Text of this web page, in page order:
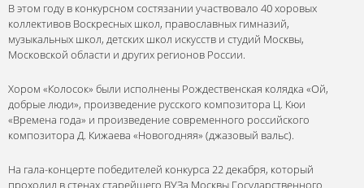
В этом году в конкурсном состязании участвовало 40 хоровых
коллективов Воскресных школ, православных гимназий,
музыкальных школ, детских школ искусств и студий Москвы,
Московской области и других регионов России.
Хором «Колосок» были исполнены Рождественская колядка «Ой,
добрые люди», произведение русского композитора Ц. Кюи
«Времена года» и произведение современного российского
композитора Д. Кижаева «Новогодняя» (джазовый вальс).
На гала-концерте победителей конкурса 22 декабря, который
проходил в стенах старейшего ВУЗа Москвы Государственного